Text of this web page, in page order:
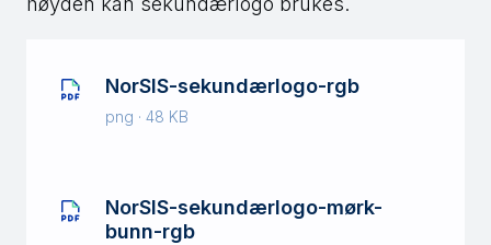
NorSIS-sekundærlogo-rgb
png · 48 KB
NorSIS-sekundærlogo-mørk-
bunn-rgb